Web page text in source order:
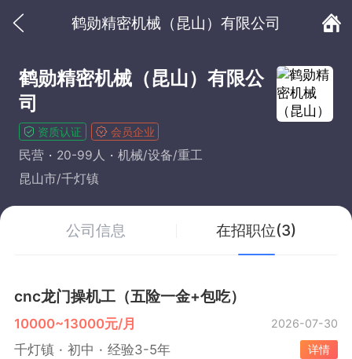
鹤勋精密机械（昆山）有限公司
鹤勋精密机械（昆山）有限公
司
资质认证 会员企业
民营 20-99人
机械/设备/重工
昆山市/千灯镇
公司信息 在招职位(3)
cnc龙门操机工（五险一金+包吃）
10000~13000元/月 2026-07-30
千灯镇 初中 经验3-5年 详情